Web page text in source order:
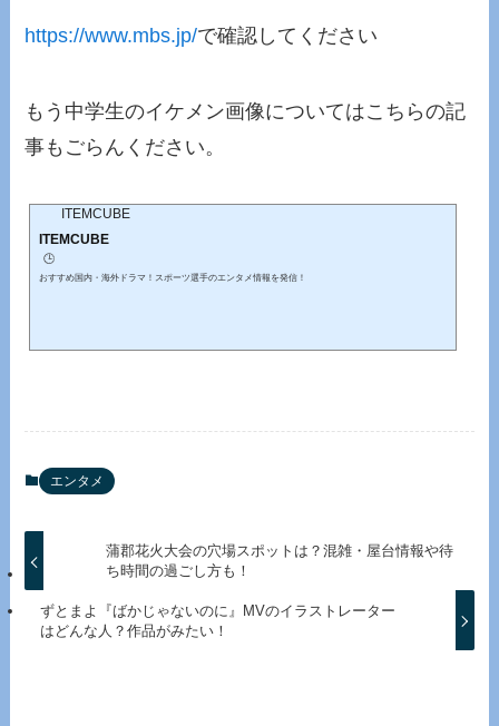
https://www.mbs.jp/で確認してください
もう中学生のイケメン画像についてはこちらの記
事もごらんください。
ITEMCUBE
ITEMCUBE
🕒️
おすすめ国内・海外ドラマ！スポーツ選手のエンタメ情報を発信！
エンタメ
蒲郡花火大会の穴場スポットは？混雑・屋台情報や待
ち時間の過ごし方も！
ずとまよ『ばかじゃないのに』MVのイラストレーター
はどんな人？作品がみたい！